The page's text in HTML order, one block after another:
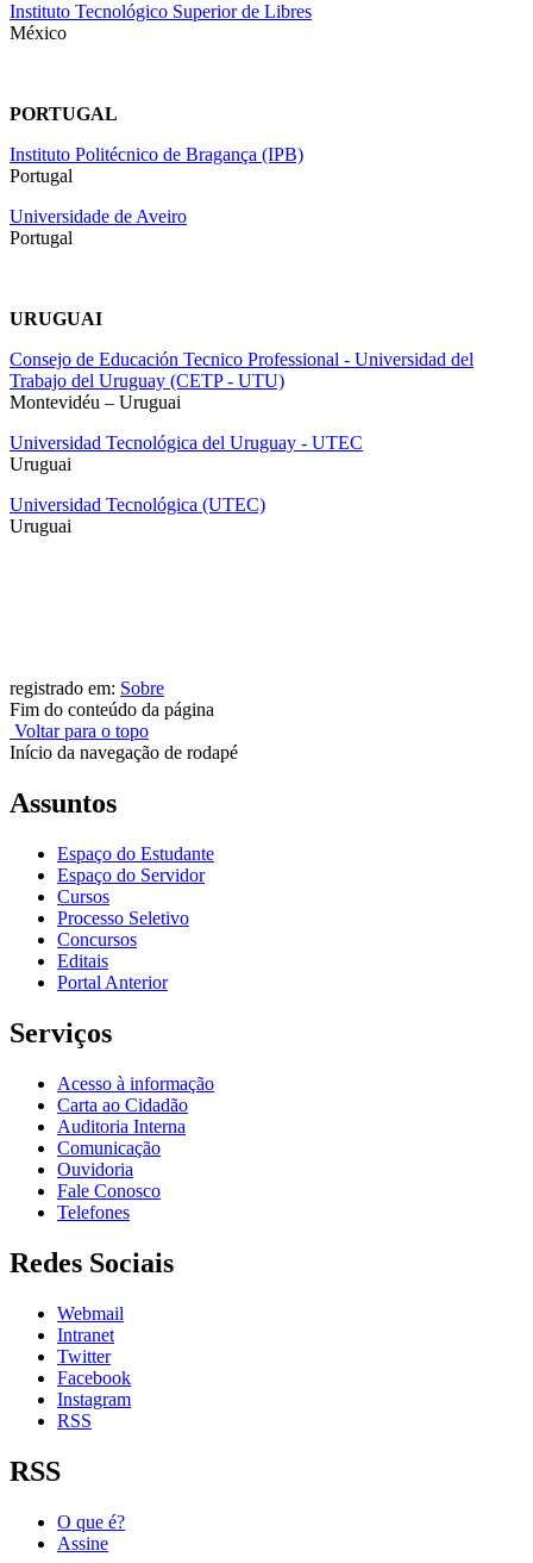
Instituto Tecnológico Superior de Libres
México
PORTUGAL
Instituto Politécnico de Bragança (IPB)
Portugal
Universidade de Aveiro
Portugal
URUGUAI
Consejo de Educación Tecnico Professional - Universidad del
Trabajo del Uruguay (CETP - UTU)
Montevidéu – Uruguai
Universidad Tecnológica del Uruguay - UTEC
Uruguai
Universidad Tecnológica (UTEC)
Uruguai
registrado em: Sobre
Fim do conteúdo da página
Voltar para o topo
Início da navegação de rodapé
Assuntos
Espaço do Estudante
Espaço do Servidor
Cursos
Processo Seletivo
Concursos
Editais
Portal Anterior
Serviços
Acesso à informação
Carta ao Cidadão
Auditoria Interna
Comunicação
Ouvidoria
Fale Conosco
Telefones
Redes Sociais
Webmail
Intranet
Twitter
Facebook
Instagram
RSS
RSS
O que é?
Assine